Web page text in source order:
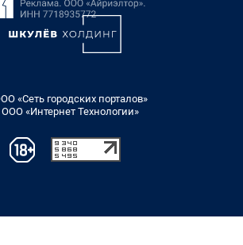
«Сеть городских порталов»
«Интернет Технологии»